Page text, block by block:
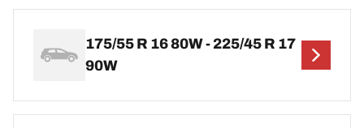
175/55 R 16 80W - 225/45 R 17
90W